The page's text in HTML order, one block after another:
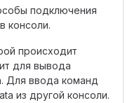
подключения
консоли.
происходит
для вывода
Для ввода команд
из другой консоли.